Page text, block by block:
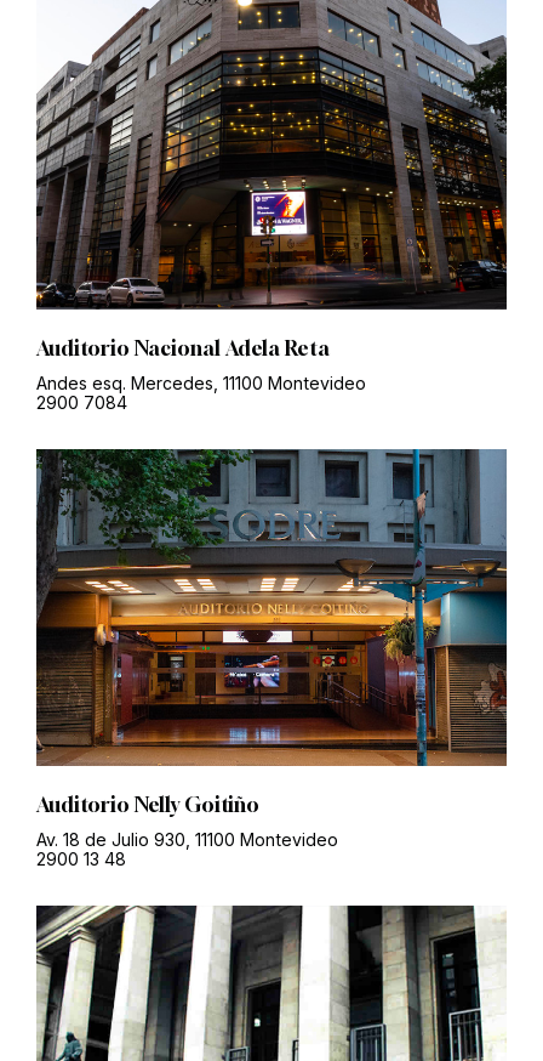
Auditorio Nacional Adela Reta
Andes esq. Mercedes, 11100 Montevideo
2900 7084
Auditorio Nelly Goitiño
Av. 18 de Julio 930, 11100 Montevideo
2900 13 48